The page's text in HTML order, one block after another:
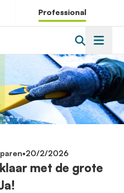
Professional
•20/2/2026
met de grote